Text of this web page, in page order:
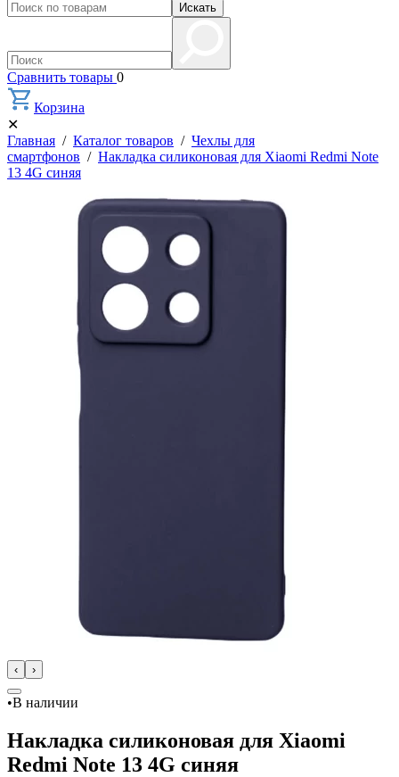
Искать
Сравнить товары 0
Корзина
✕
Главная / Каталог товаров / Чехлы для
смартфонов / Накладка силиконовая для Xiaomi Redmi Note
13 4G синяя
‹ ›
•В наличии
Накладка силиконовая для Xiaomi
Redmi Note 13 4G синяя